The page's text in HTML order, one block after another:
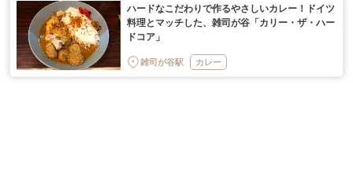
ハードなこだわりで作るやさしいカレー！ドイツ
料理とマッチした、雑司が谷「カリー・ザ・ハー
ドコア」
雑司が谷駅 カレー